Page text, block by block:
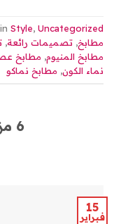
Style, Uncategorized
مطابخ, تصميمات رائعة,
مطابخ المنيوم, مطابخ
نماء الكون, مطابخ نماكو
6 مزايا لمطابخ نماء الكون بالرياض
15
فبراير